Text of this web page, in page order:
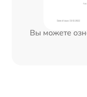
Вы можете